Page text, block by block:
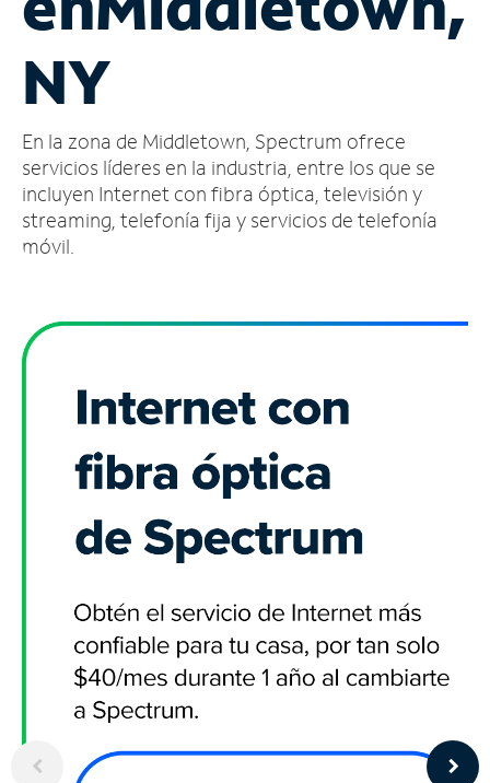
cuenta
Encuentra
tienda
NY
En la zona de Middletown, Spectrum ofrece
servicios líderes en la industria, entre los que se
incluyen Internet con fibra óptica, televisión y
streaming, telefonía fija y servicios de telefonía
móvil.